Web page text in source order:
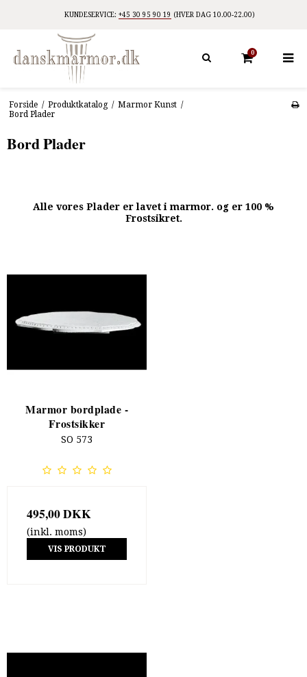
KUNDESERVICE: +45 30 95 90 19 (HVER DAG 10.00-22.00)
0
Forside / Produktkatalog / Marmor Kunst /
Bord Plader
Bord Plader
Alle vores Plader er lavet i marmor. og er 100 %
Frostsikret.
Marmor bordplade -
Frostsikker
SO 573
495,00 DKK
(inkl. moms)
VIS PRODUKT